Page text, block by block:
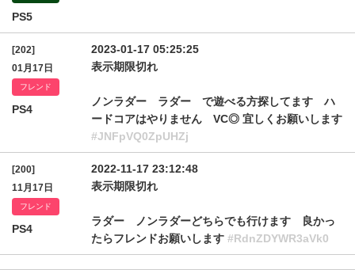
PS5
[202]
01月17日
フレンド
PS4
2023-01-17 05:25:25
表示期限切れ
ノンラダー ラダー で遊べる方探してます ハ
ードコアはやりません VC◎ 宜しくお願いします
#JNFpVQ0ZpUHZj
[200]
11月17日
フレンド
PS4
2022-11-17 23:12:48
表示期限切れ
ラダー ノンラダーどちらでも行けます 良かっ
たらフレンドお願いします #RdnZDYWR3aVk0